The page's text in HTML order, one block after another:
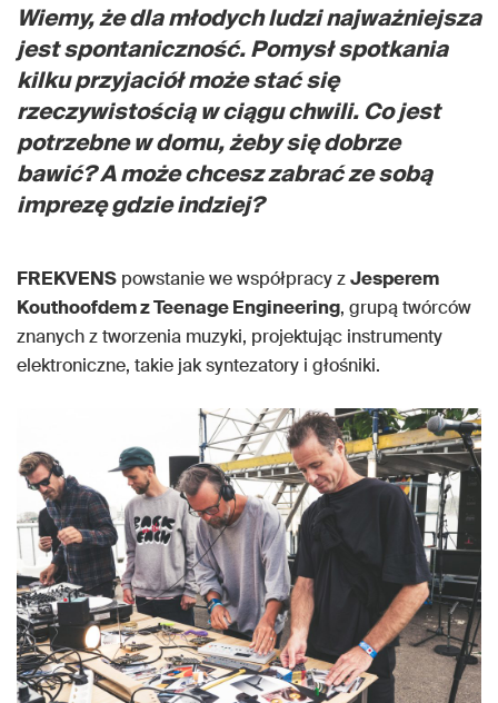
Wiemy, że dla młodych ludzi najważniejsza
jest spontaniczność. Pomysł spotkania
kilku przyjaciół może stać się
rzeczywistością w ciągu chwili. Co jest
potrzebne w domu, żeby się dobrze
bawić? A może chcesz zabrać ze sobą
imprezę gdzie indziej?
FREKVENS powstanie we współpracy zJesperem
Kouthoofdem z Teenage Engineering, grupą twórców
znanych z tworzenia muzyki, projektując instrumenty
elektroniczne, takie jak syntezatory i głośniki.